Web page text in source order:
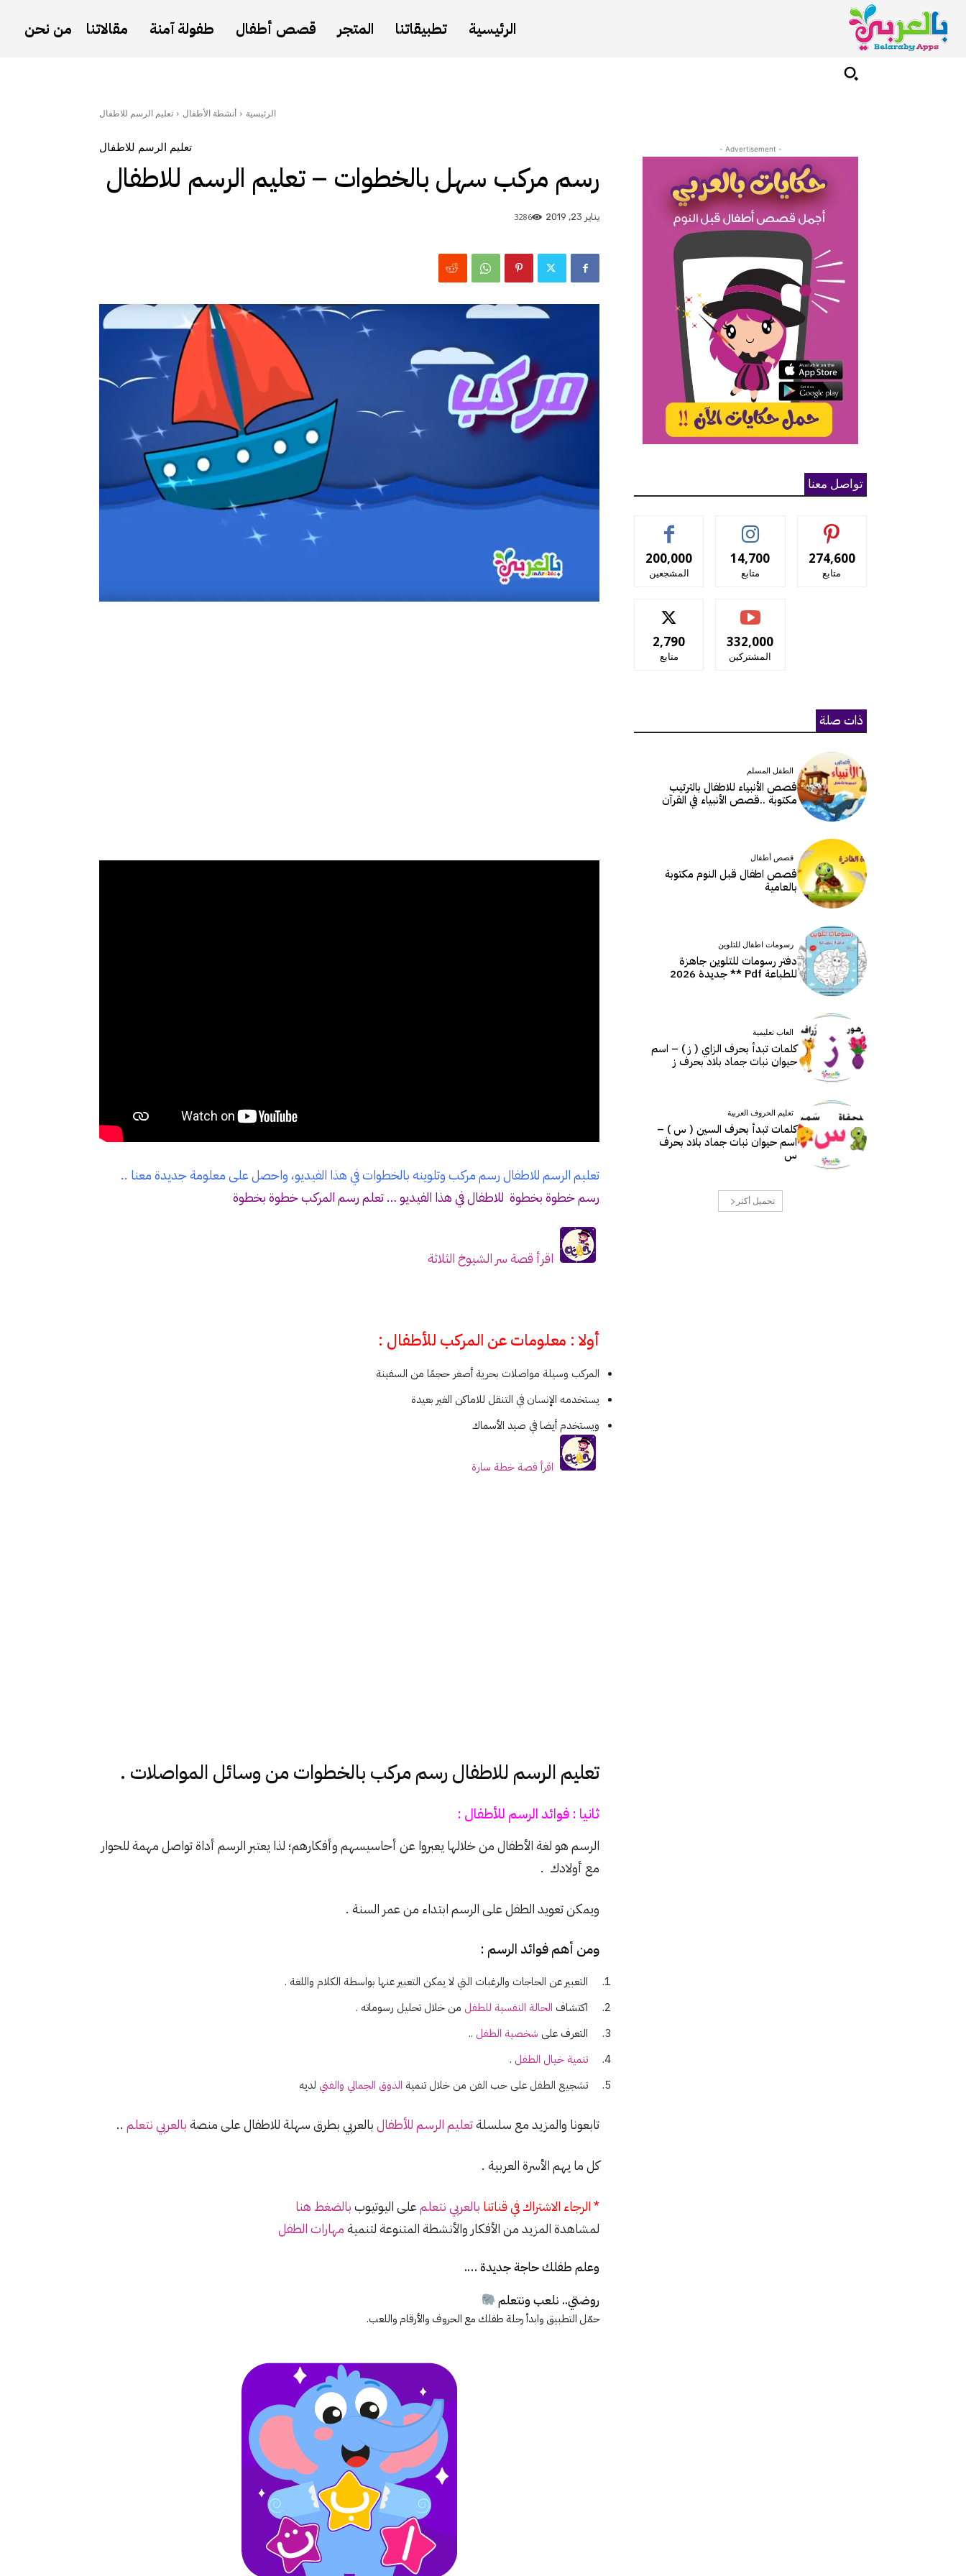
الرئيسية تطبيقاتنا المتجر قصص أطفال طفولة آمنة مقالاتنا من نحن
الرئيسية أنشطة الأطفال تعليم الرسم للاطفال
تعليم الرسم للاطفال
رسم مركب سهل بالخطوات – تعليم الرسم للاطفال
يناير 23, 2019 3286
تعليم الرسم للاطفال رسم مركب وتلوينه بالخطوات في هذا الفيديو، واحصل على معلومة جديدة معنا ..
رسم خطوة بخطوة للاطفال في هذا الفيديو … تعلم رسم المركب خطوة بخطوة
اقرأ قصة سر الشيوخ الثلاثة
أولا : معلومات عن المركب للأطفال :
المركب وسيلة مواصلات بحرية أصغر حجمًا من السفينة
يستخدمه الإنسان في التنقل للاماكن الغير بعيدة
ويستخدم أيضا في صيد الأسماك
اقرأ قصة خطة سارة
تعليم الرسم للاطفال رسم مركب بالخطوات من وسائل المواصلات .
ثانيا : فوائد الرسم للأطفال :
الرسم هو لغة الأطفال من خلالها يعبروا عن أحاسيسهم وأفكارهم؛ لذا يعتبر الرسم أداة تواصل مهمة للحوار
مع أولادك .
ويمكن تعويد الطفل على الرسم ابتداء من عمر السنة .
ومن أهم فوائد الرسم :
التعبير عن الحاجات والرغبات التي لا يمكن التعبير عنها بواسطة الكلام واللغة .
اكتشاف الحالة النفسية للطفل من خلال تحليل رسوماته .
التعرف على شخصية الطفل ..
تنمية خيال الطفل .
تشجيع الطفل على حب الفن من خلال تنمية الذوق الجمالي والفني لديه
تابعونا والمزيد مع سلسلةتعليم الرسم للأطفالبالعربي بطرق سهلة للاطفال على منصةبالعربي نتعلم ..
كل ما يهم الأسرة العربية .
* الرجاء الاشتراك في قناتنا بالعربي نتعلمعلى اليوتيوببالضغط هنا
لمشاهدة المزيد من الأفكار والأنشطة المتنوعة لتنميةمهارات الطفل
وعلم طفلك حاجة جديدة ….
روضتي.. نلعب ونتعلم
حمّل التطبيق وابدأ رحلة طفلك مع الحروف والأرقام واللعب.
- Advertisement -
تواصل معنا
200,000
المشجعين
14,700
متابع
274,600
متابع
2,790
متابع
332,000
المشتركين
ذات صلة
الطفل المسلم
قصص الأنبياء للاطفال بالترتيب
مكتوبة ..قصص الأنبياء في القرآن
قصص أطفال
قصص اطفال قبل النوم مكتوبة
بالعامية
رسومات اطفال للتلوين
دفتر رسومات للتلوين جاهزة
للطباعة Pdf ** جديدة 2026
العاب تعليمية
كلمات تبدأ بحرف الزاي ( ز ) – اسم
حيوان نبات جماد بلاد بحرف ز
تعليم الحروف العربية
كلمات تبدأ بحرف السين ( س ) –
اسم حيوان نبات جماد بلاد بحرف
س
تحميل أكثر